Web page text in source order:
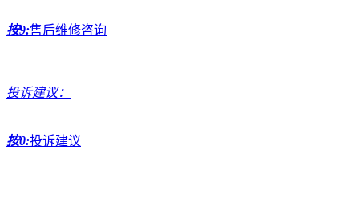
按9:售后维修咨询
投诉建议：
按0:投诉建议